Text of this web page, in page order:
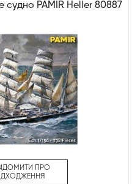
судно PAMIR Heller 80887
ПРО